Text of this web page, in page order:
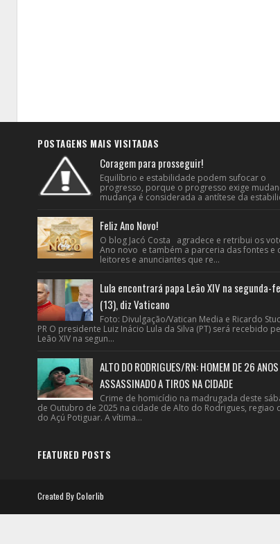
POSTAGENS MAIS VISITADAS
Coragem para prosseguir!
Equilíbrio e estabilidade podem sufocar o
progresso, porque o progresso exige
mudança é considerada a antítese da
Feliz Ano Novo!
O blog Jacó Costa agradece e retribui os
Ano novo e também a parceria das fontes e
leitores e anunciantes que re...
Lula encontrará papa Leão XIV na segunda-
(13), diz Vaticano
Foto: Divulgação/Vatican Media e Ricardo
PR O presidente Luiz Inácio Lula da Silva (PT) será recebido
Leão XIV na segun...
ALTO DO RODRIGUES/RN: HOMEM DE 26
ASSASSINADO A TIROS NA CIDADE
Crime de homicídio na madrugada deste
de Outubro de 2025 na cidade de Alto do Rodrigues, regiao
do Açú Potiguar. A vítima...
FEATURED POSTS
Created ByColorlib